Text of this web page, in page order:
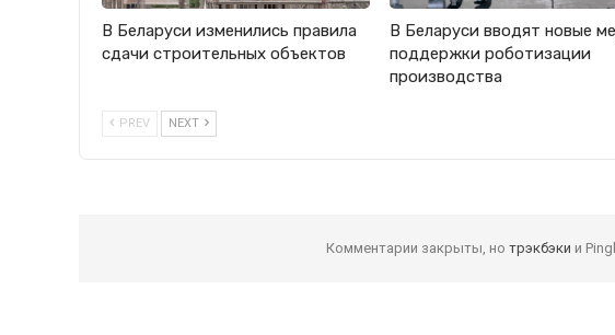
В Беларуси изменились правила
сдачи строительных объектов
В Беларуси вводят новые
поддержки роботизации
производства
PREV NEXT
Комментарии закрыты, но трэкбэки и